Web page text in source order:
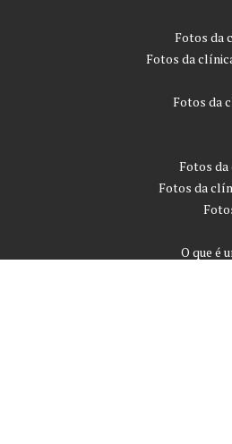
Fotos da
Fotos da
Fotos da
Fotos da
Fotos da
O que é